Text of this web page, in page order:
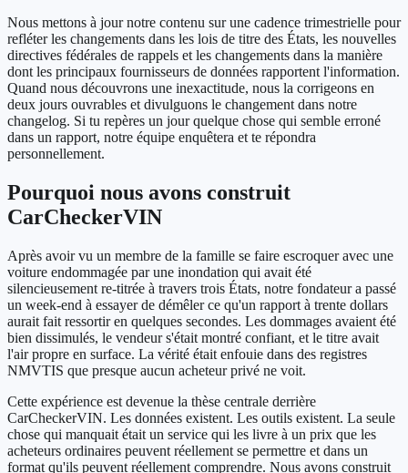
Nous mettons à jour notre contenu sur une cadence trimestrielle pour
refléter les changements dans les lois de titre des États, les nouvelles
directives fédérales de rappels et les changements dans la manière
dont les principaux fournisseurs de données rapportent l'information.
Quand nous découvrons une inexactitude, nous la corrigeons en
deux jours ouvrables et divulguons le changement dans notre
changelog. Si tu repères un jour quelque chose qui semble erroné
dans un rapport, notre équipe enquêtera et te répondra
personnellement.
Pourquoi nous avons construit
CarCheckerVIN
Après avoir vu un membre de la famille se faire escroquer avec une
voiture endommagée par une inondation qui avait été
silencieusement re-titrée à travers trois États, notre fondateur a passé
un week-end à essayer de démêler ce qu'un rapport à trente dollars
aurait fait ressortir en quelques secondes. Les dommages avaient été
bien dissimulés, le vendeur s'était montré confiant, et le titre avait
l'air propre en surface. La vérité était enfouie dans des registres
NMVTIS que presque aucun acheteur privé ne voit.
Cette expérience est devenue la thèse centrale derrière
CarCheckerVIN. Les données existent. Les outils existent. La seule
chose qui manquait était un service qui les livre à un prix que les
acheteurs ordinaires peuvent réellement se permettre et dans un
format qu'ils peuvent réellement comprendre. Nous avons construit